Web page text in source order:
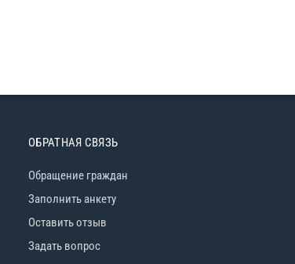
ОБРАТНАЯ СВЯЗЬ
Обращение граждан
Заполнить анкету
Оставить отзыв
Задать вопрос